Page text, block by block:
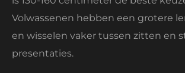
Volwassenen hebben een grotere
en wisselen vaker tussen zitten en
presentaties.